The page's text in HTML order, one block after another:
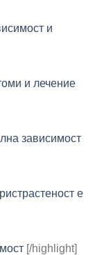
и
и лечение
зависимост
е
[/highlight]